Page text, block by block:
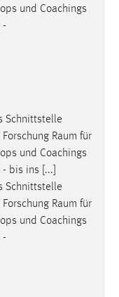
und Coachings
-
Schnittstelle
Raum für
und Coachings
bis ins [...]
Schnittstelle
Raum für
und Coachings
-
mibew-
der Website